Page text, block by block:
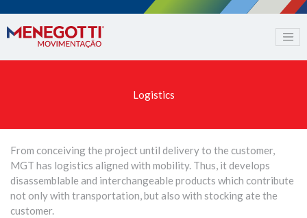
Logistics
From conceiving the project until delivery to the customer,
MGT has logistics aligned with mobility. Thus, it develops
disassemblable and interchangeable products which contribute
not only with transportation, but also with stocking ate the
customer.